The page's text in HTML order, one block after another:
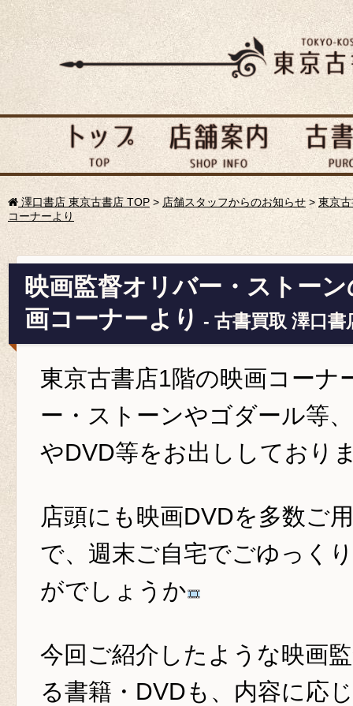
澤口書店 東京古書店 TOP > 店舗スタッフからのお知らせ> 東京
コーナーより
映画監督オリバー・ストー
画コーナーより - 古書買取 澤口書
東京古書店1階の映画コーナ
ー・ストーンやゴダール等
やDVD等をお出ししており
店頭にも映画DVDを多数ご
で、週末ご自宅でごゆっく
がでしょうか
今回ご紹介したような映画
る書籍・DVDも、内容に応